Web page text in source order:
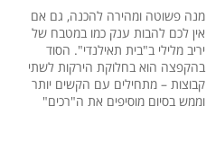
מנה פשוטה ומהירה להכנה, גם אם
אין לכם להבות ענק כמו במטבח של
יריב מלילי ב"בית תאילנדי". הסוד
בהקפצה הוא בחלוקת הירקות לשתי
קבוצות – מתחילים עם הקשים יותר
וממש בסיום מוסיפים את ה"רכים"